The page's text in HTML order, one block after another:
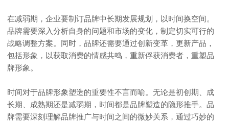
在减弱期，企业要制订品牌中长期发展规划，以时间换空间。
品牌需要深入分析自身的问题和市场的变化，制定切实可行的
战略调整方案。同时，品牌还需要通过创新变革，更新产品，
包括形象，以获取消费的情感共鸣，重新俘获消费者，重塑品
牌形象。
时间对于品牌形象塑造的重要性不言而喻。无论是初创期、成
长期、成熟期还是减弱期，时间都是品牌塑造的隐形推手。品
牌需要深刻理解品牌推广与时间之间的微妙关系，通过巧妙的